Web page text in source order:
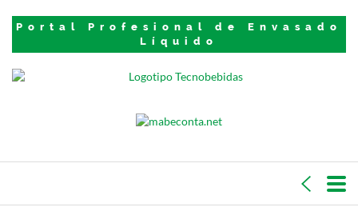
Portal Profesional de Envasado
Líquido